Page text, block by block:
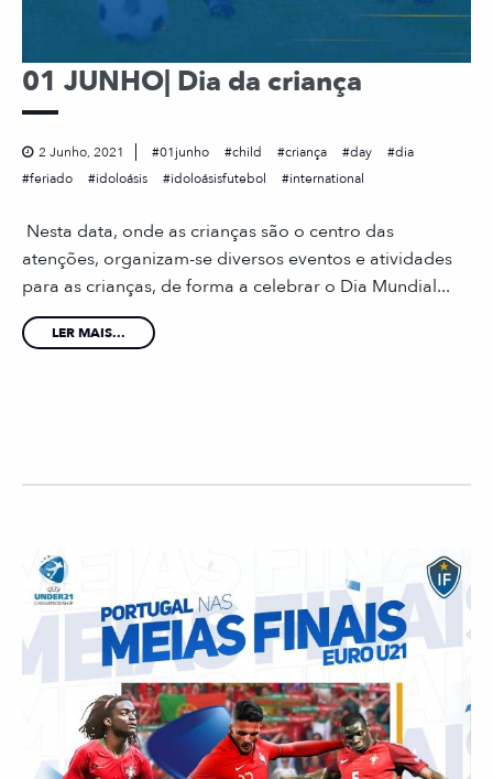
01 JUNHO| Dia da criança
2 Junho, 2021 01junho child criança day
dia
feriado
idoloásis idoloásisfutebol international
Nesta data, onde as crianças são o centro das
atenções, organizam-se diversos eventos e atividades
para as crianças, de forma a celebrar o Dia Mundial...
LER MAIS...